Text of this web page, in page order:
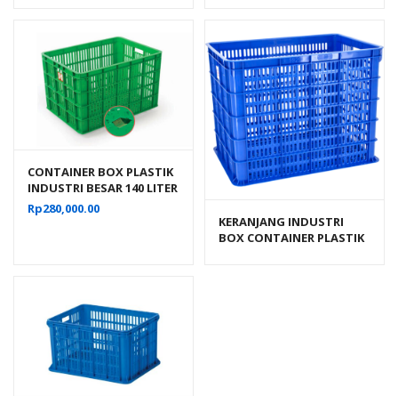
CONTAINER BOX PLASTIK
INDUSTRI BESAR 140 LITER
BERLUBANG RODA
HANATA 3000 UKURAN 68
Rp280,000.00
KERANJANG INDUSTRI
BOX CONTAINER PLASTIK